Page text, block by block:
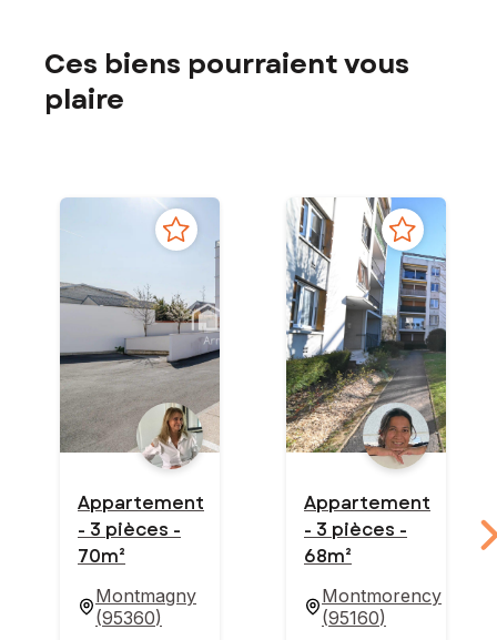
Ces biens pourraient vous
plaire
Appartement
- 3 pièces -
70m²
Montmagny
(95360)
Appartement
- 3 pièces -
68m²
Montmorency
(95160)